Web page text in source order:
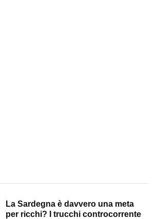
La Sardegna è davvero una meta
per ricchi? I trucchi controcorrente